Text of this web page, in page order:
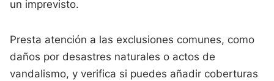
un imprevisto.
Presta atención a las exclusiones comunes, como
daños por desastres naturales o actos de
vandalismo, y verifica si puedes añadir coberturas